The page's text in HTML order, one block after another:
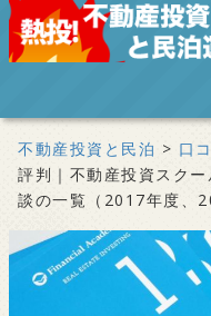
S
不動産投資と民泊 > 口
評判｜不動産投資スク
談の一覧（2017年度、